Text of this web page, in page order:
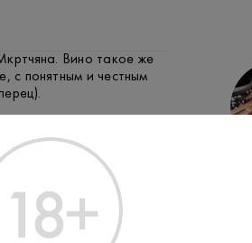
Вино такое же
с понятным и честным
ГОВЯДИНА